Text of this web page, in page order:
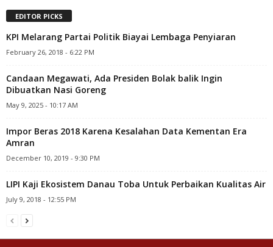
EDITOR PICKS
KPI Melarang Partai Politik Biayai Lembaga Penyiaran
February 26, 2018 - 6:22 PM
Candaan Megawati, Ada Presiden Bolak balik Ingin
Dibuatkan Nasi Goreng
May 9, 2025 - 10:17 AM
Impor Beras 2018 Karena Kesalahan Data Kementan Era
Amran
December 10, 2019 - 9:30 PM
LIPI Kaji Ekosistem Danau Toba Untuk Perbaikan Kualitas Air
July 9, 2018 - 12:55 PM